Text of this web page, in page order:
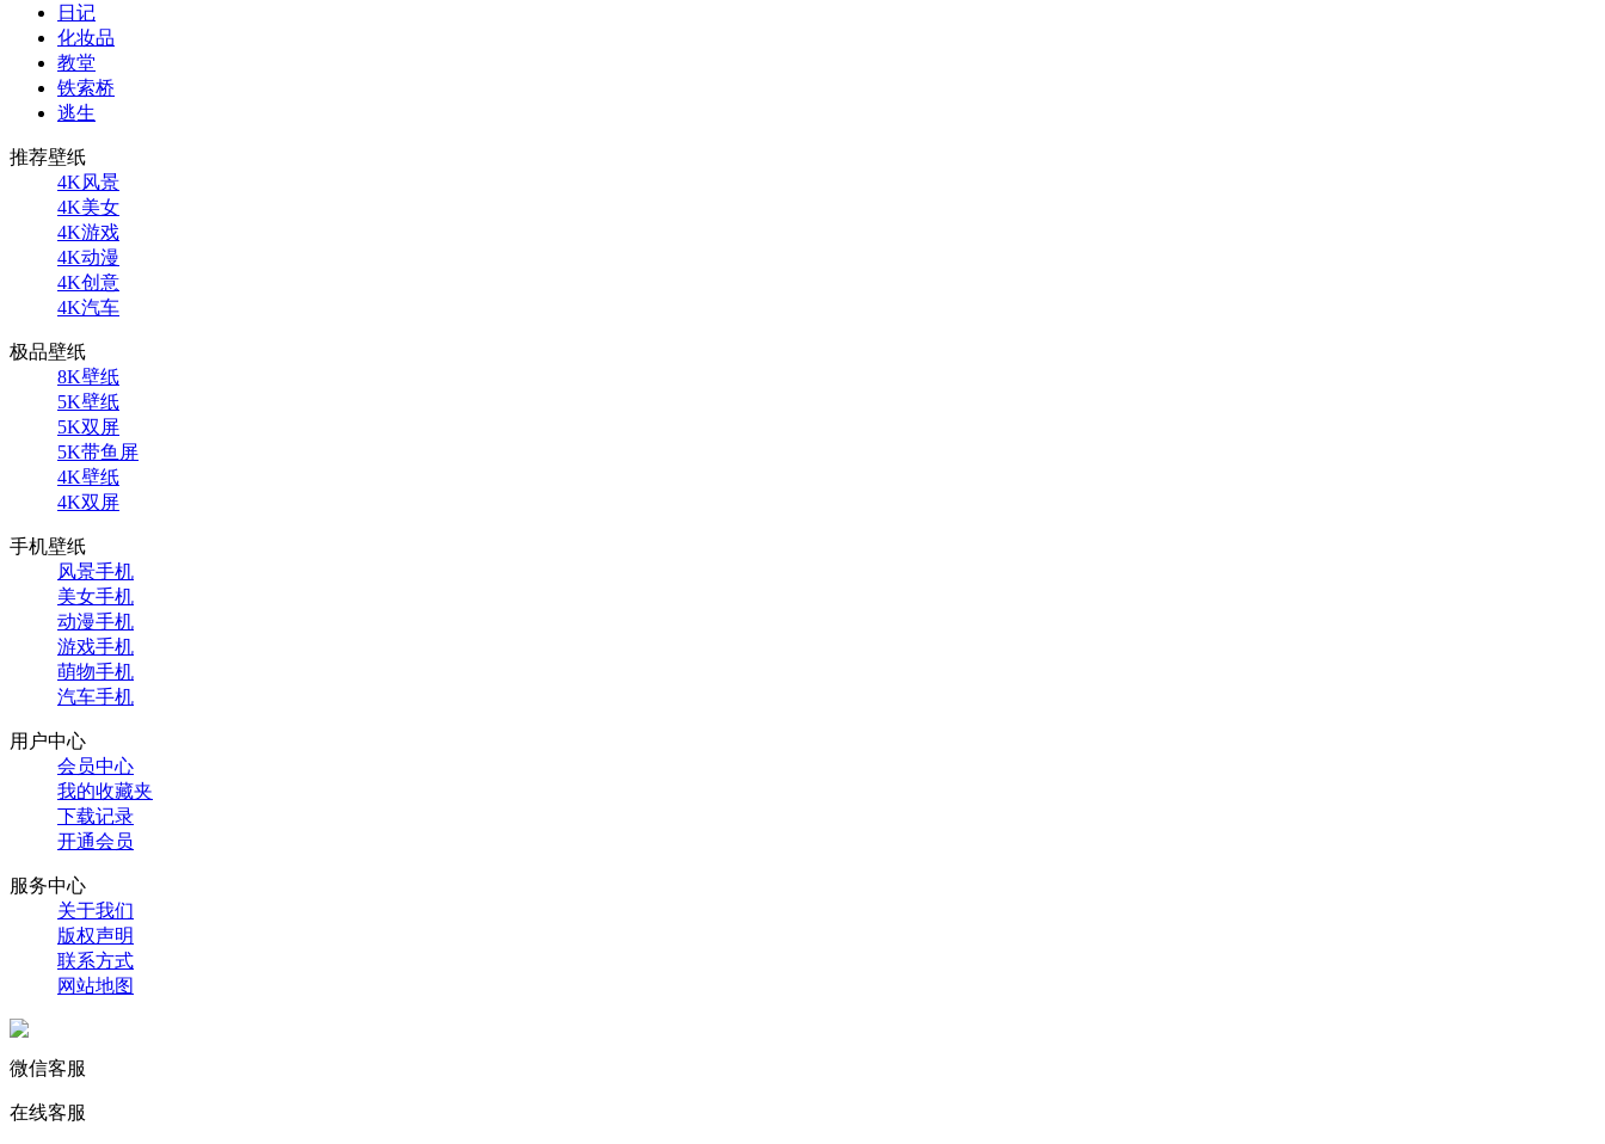
日记
化妆品
教堂
铁索桥
逃生
推荐壁纸
4K风景
4K美女
4K游戏
4K动漫
4K创意
4K汽车
极品壁纸
8K壁纸
5K壁纸
5K双屏
5K带鱼屏
4K壁纸
4K双屏
手机壁纸
风景手机
美女手机
动漫手机
游戏手机
萌物手机
汽车手机
用户中心
会员中心
我的收藏夹
下载记录
开通会员
服务中心
关于我们
版权声明
联系方式
网站地图
微信客服
在线客服